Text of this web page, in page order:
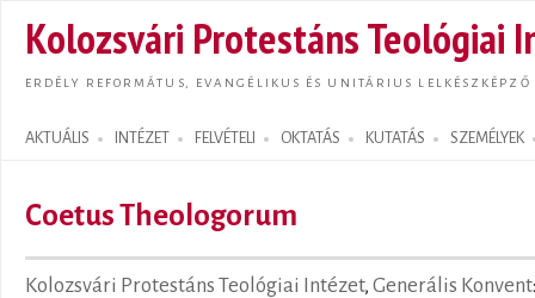
Kolozsvári Protestáns Teológiai
ERDÉLY REFORMÁTUS, EVANGÉLIKUS ÉS UNITÁRIUS LELKÉSZKÉPZŐ
AKTUÁLIS INTÉZET FELVÉTELI OKTATÁS KUTATÁS SZEMÉLYEK
Search form
Coetus Theologorum
Kolozsvári Protestáns Teológiai Intézet, Generális Konvent: